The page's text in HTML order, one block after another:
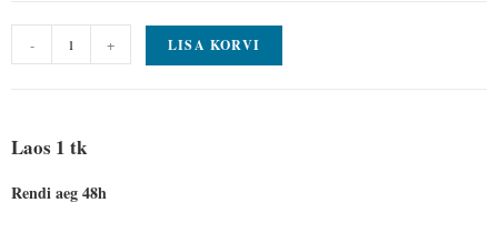
- + LISA KORVI
Laos 1 tk
Rendi aeg 48h